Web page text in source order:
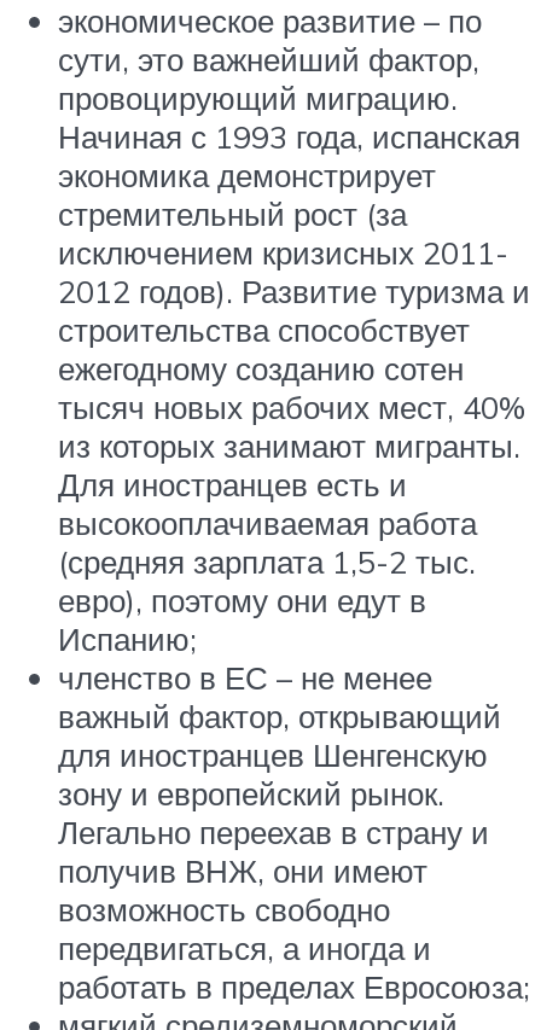
экономическое развитие – по
сути, это важнейший фактор,
провоцирующий миграцию.
Начиная с 1993 года, испанская
экономика демонстрирует
стремительный рост (за
исключением кризисных 2011-
2012 годов). Развитие туризма и
строительства способствует
ежегодному созданию сотен
тысяч новых рабочих мест, 40%
из которых занимают мигранты.
Для иностранцев есть и
высокооплачиваемая работа
(средняя зарплата 1,5-2 тыс.
евро), поэтому они едут в
Испанию;
членство в ЕС – не менее
важный фактор, открывающий
для иностранцев Шенгенскую
зону и европейский рынок.
Легально переехав в страну и
получив ВНЖ, они имеют
возможность свободно
передвигаться, а иногда и
работать в пределах Евросоюза;